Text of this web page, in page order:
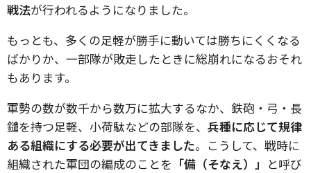
戦法が行われるようになりました。
もっとも、多くの足軽が勝手に動いては勝ちにくくなる
ばかりか、一部隊が敗走したときに総崩れになるおそれ
もあります。
軍勢の数が数千から数万に拡大するなか、鉄砲・弓・長
鑓を持つ足軽、小荷駄などの部隊を、 兵種に応じて規律
ある組織にする必要が出てきました。こうして、戦時に
組織された軍団の編成のことを 「備（そなえ）」 と呼び